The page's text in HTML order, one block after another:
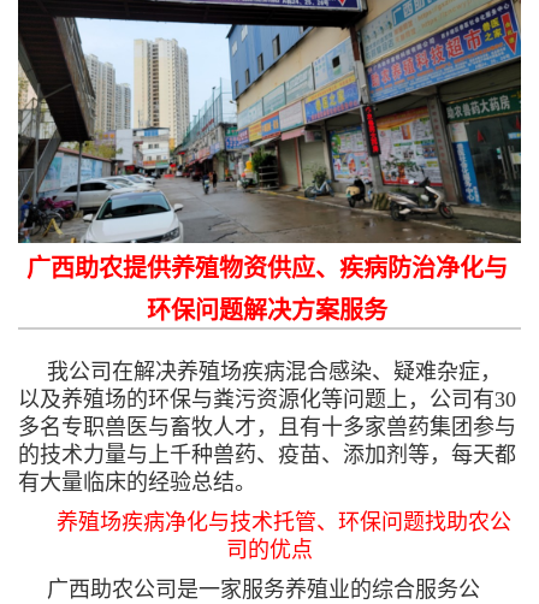
广西助农提供养殖物资供应、疾病防治净化与
环保问题解决方案服务
我公司在解决养殖场疾病混合感染、疑难杂症，
以及养殖场的环保与粪污资源化等问题上，公司有30
多名专职兽医与畜牧人才，且有十多家兽药集团参与
的技术力量与上千种兽药、疫苗、添加剂等，每天都
有大量临床的经验总结。
养殖场疾病净化与技术托管、环保问题找助农公
司的优点
广西助农公司是一家服务养殖业的综合服务公